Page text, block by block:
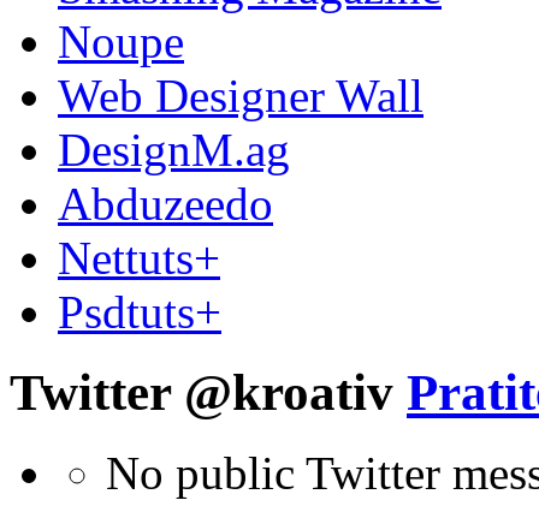
Noupe
Web Designer Wall
DesignM.ag
Abduzeedo
Nettuts+
Psdtuts+
Twitter @kroativ
No public Twitter